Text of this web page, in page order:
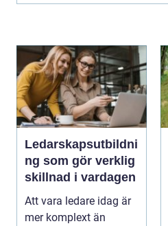
Ledarskapsutbildni
ng som gör verklig
skillnad i vardagen
Att vara ledare idag är
mer komplext än